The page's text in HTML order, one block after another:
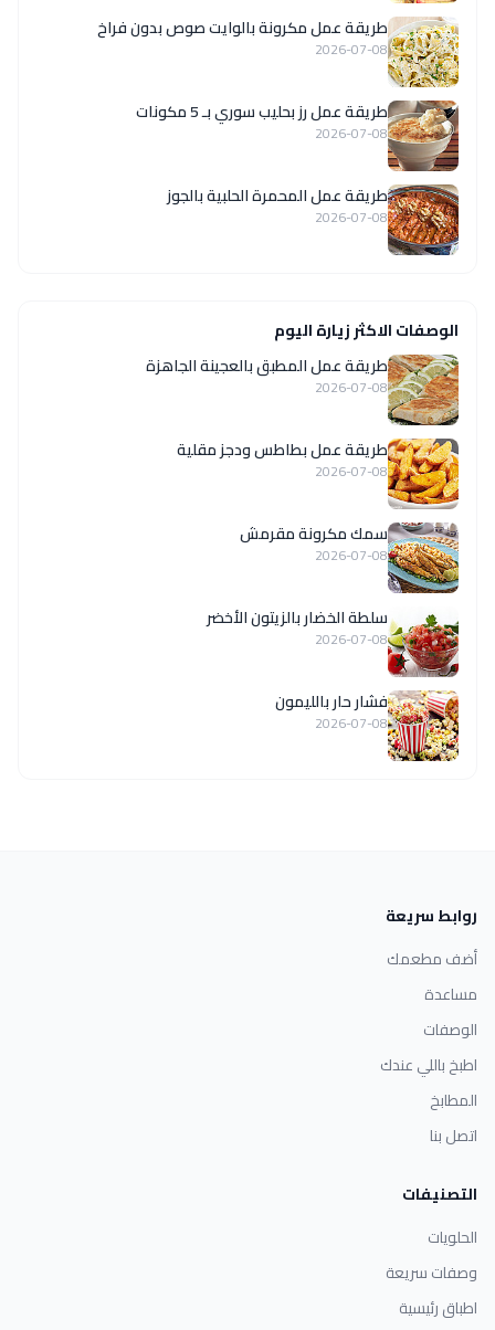
طريقة عمل مكرونة بالوايت صوص بدون فراخ
2026-07-08
طريقة عمل رز بحليب سوري بـ 5 مكونات
2026-07-08
طريقة عمل المحمرة الحلبية بالجوز
2026-07-08
الوصفات الاكثر زيارة اليوم
طريقة عمل المطبق بالعجينة الجاهزة
2026-07-08
طريقة عمل بطاطس ودجز مقلية
2026-07-08
سمك مكرونة مقرمش
2026-07-08
سلطة الخضار بالزيتون الأخضر
2026-07-08
فشار حار بالليمون
2026-07-08
روابط سريعة
أضف مطعمك
مساعدة
الوصفات
اطبخ باللي عندك
المطابخ
اتصل بنا
التصنيفات
الحلويات
وصفات سريعة
اطباق رئيسية